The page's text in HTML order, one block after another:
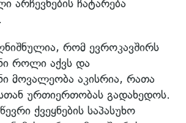
არჩევნების ჩატარება
რომ ევროკავშირს
როლი აქვს და
მოვალეობა აკისრია, რათა
ურთიერთობას გადახედოს.
ქვეყნების საპასუხო